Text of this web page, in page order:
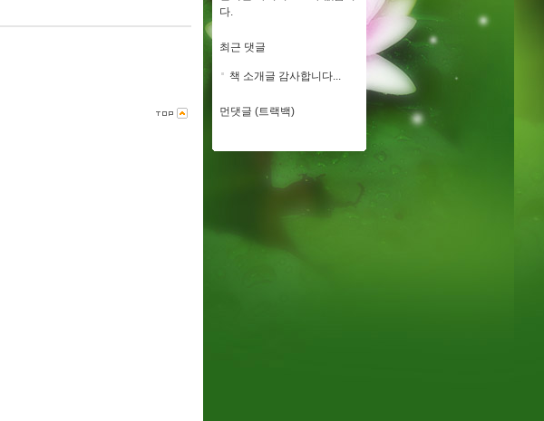
다.
최근 댓글
책 소개글 감사합니다...
먼댓글 (트랙백)